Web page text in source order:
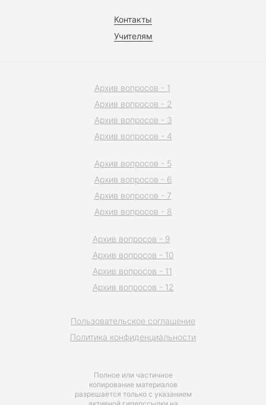
Контакты
Учителям
Полное или частичное
копирование материалов
разрешается только с указанием
Пользовательское соглашение
Политика конфиденциальности
Архив вопросов - 1
Архив вопросов - 2
Архив вопросов - 3
Архив вопросов - 4
Архив вопросов - 5
Архив вопросов - 6
Архив вопросов - 7
Архив вопросов - 8
Архив вопросов - 9
Архив вопросов - 10
Архив вопросов - 11
Архив вопросов - 12